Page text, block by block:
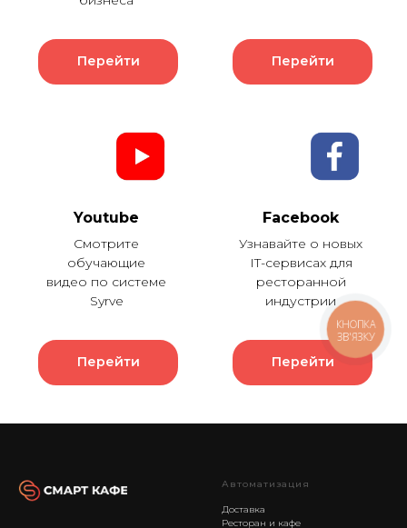
Перейти Перейти
Youtube
Смотрите
обучающие
видео по системе
Syrve
Перейти
Facebook
Узнавайте о новых
IT-сервисах для
ресторанной
индустрии
Перейти
Автоматизация
Доставка
Ресторан и кафе
КНОПКА
ЗВ'ЯЗКУ